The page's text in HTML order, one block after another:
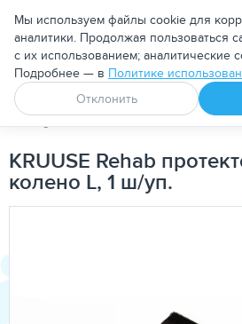
Апоквел Ветмедин
PetDog Реабилитация KRUUSE
KRUUSE Rehab
колено L, 1 ш/уп.
Мы используем файлы cookie для
аналитики. Продолжая пользоваться
с их использованием; аналитические
Подробнее — в Политике
Отклонить